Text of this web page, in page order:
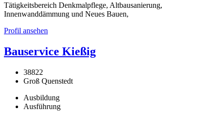
Tätigkeitsbereich Denkmalpflege, Altbausanierung,
Innenwanddämmung und Neues Bauen,
Profil ansehen
Bauservice Kießig
38822
Groß Quenstedt
Ausbildung
Ausführung